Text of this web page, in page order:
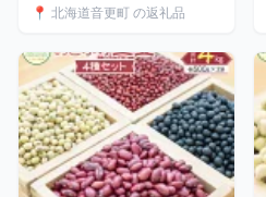
まめ 生豆 豆類 和菓子 料理
北海道 音更町
📍 北海道音更町 の返礼品